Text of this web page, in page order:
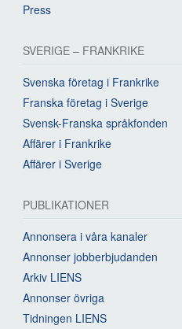
Press
SVERIGE – FRANKRIKE
Svenska företag i Frankrike
Franska företag i Sverige
Svensk-Franska språkfonden
Affärer i Frankrike
Affärer i Sverige
PUBLIKATIONER
Annonsera i våra kanaler
Annonser jobberbjudanden
Arkiv LIENS
Annonser övriga
Tidningen LIENS